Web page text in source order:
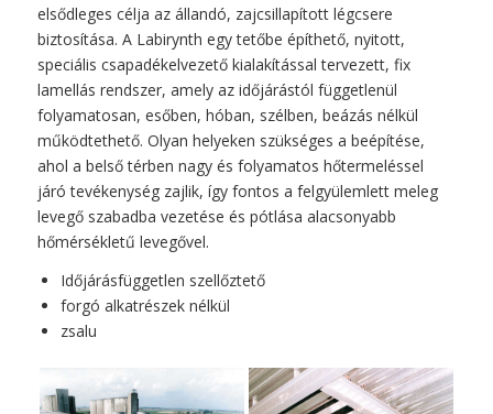
elsődleges célja az állandó, zajcsillapított légcsere
biztosítása. A Labirynth egy tetőbe építhető, nyitott,
speciális csapadékelvezető kialakítással tervezett, fix
lamellás rendszer, amely az időjárástól függetlenül
folyamatosan, esőben, hóban, szélben, beázás nélkül
működtethető. Olyan helyeken szükséges a beépítése,
ahol a belső térben nagy és folyamatos hőtermeléssel
járó tevékenység zajlik, így fontos a felgyülemlett meleg
levegő szabadba vezetése és pótlása alacsonyabb
hőmérsékletű levegővel.
Időjárásfüggetlen szellőztető
forgó alkatrészek nélkül
zsalu